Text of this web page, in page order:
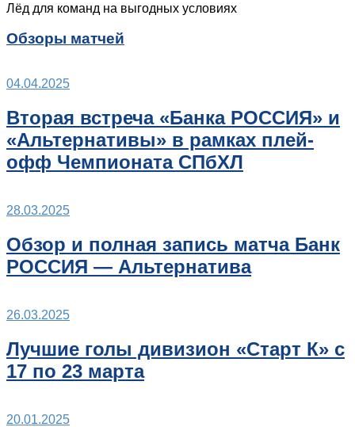
Лёд для команд на выгодных условиях
Обзоры матчей
04.04.2025
Вторая встреча «Банка РОССИЯ» и
«Альтернативы» в рамках плей-
офф Чемпионата СПбХЛ
28.03.2025
Обзор и полная запись матча Банк
РОССИЯ — Альтернатива
26.03.2025
Лучшие голы дивизион «Старт К» с
17 по 23 марта
20.01.2025